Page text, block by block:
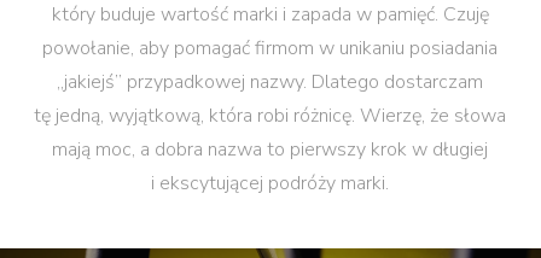
który buduje wartość marki i zapada w pamięć. Czuję
powołanie, aby pomagać firmom w unikaniu posiadania
„jakiejś” przypadkowej nazwy. Dlatego dostarczam
tę jedną, wyjątkową, która robi różnicę. Wierzę, że słowa
mają moc, a dobra nazwa to pierwszy krok w długiej
i ekscytującej podróży marki.